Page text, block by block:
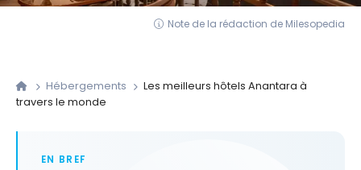
Note de la rédaction de Milesopedia
Hébergements
Les meilleurs hôtels Anantara à
travers le monde
EN BREF